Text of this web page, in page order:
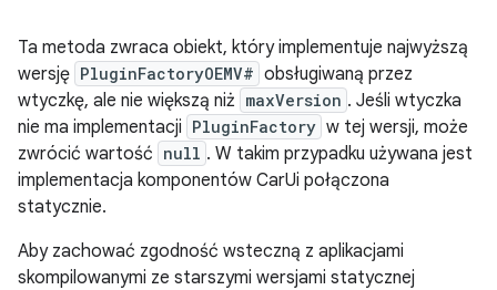
Ta metoda zwraca obiekt, który implementuje najwyższą
wersję PluginFactoryOEMV# obsługiwaną przez
wtyczkę, ale nie większą niż maxVersion . Jeśli wtyczka
nie ma implementacji PluginFactory w tej wersji, może
zwrócić wartość null . W takim przypadku używana jest
implementacja komponentów CarUi połączona
statycznie.
Aby zachować zgodność wsteczną z aplikacjami
skompilowanymi ze starszymi wersjami statycznej